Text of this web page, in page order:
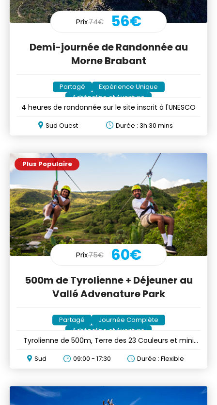
Prix74€ 56€
Demi-journée de Randonnée au
Morne Brabant
Partagé
Expérience Unique
Adrénaline et Aventure
4 heures de randonnée sur le site inscrit à l'UNESCO
Sud Ouest Durée : 3h 30 mins
Plus Populaire
Prix75€ 60€
500m de Tyrolienne + Déjeuner au
Vallé Advenature Park
Partagé
Journée Complète
Adrénaline et Aventure
Tyrolienne de 500m, Terre des 23 Couleurs et mini
Sud 09:00 - 17:30 Durée : Flexible